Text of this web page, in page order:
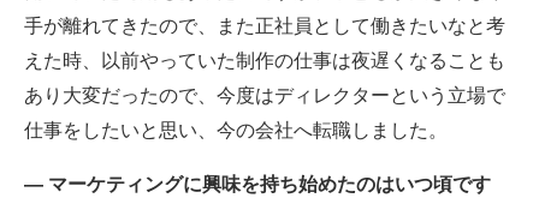
手が離れてきたので、また正社員として働きたいなと考
えた時、以前やっていた制作の仕事は夜遅くなることも
あり大変だったので、今度はディレクターという立場で
仕事をしたいと思い、今の会社へ転職しました。
― マーケティングに興味を持ち始めたのはいつ頃です